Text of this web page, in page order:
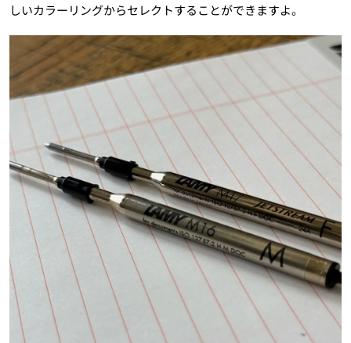
しいカラーリングからセレクトすることができますよ。